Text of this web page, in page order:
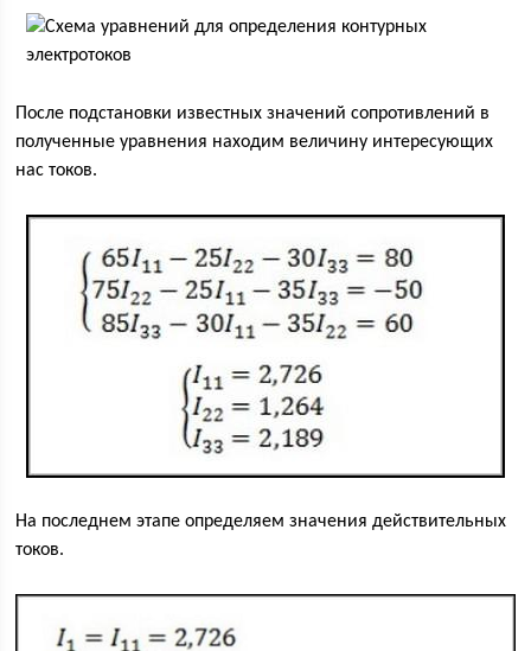
После подстановки известных значений сопротивлений в
полученные уравнения находим величину интересующих
нас токов.
На последнем этапе определяем значения действительных
токов.